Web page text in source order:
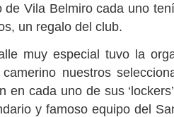
de Vila Belmiro cada uno
un regalo del club.
muy especial tuvo la
nuestros
en cada uno de sus
y famoso equipo del